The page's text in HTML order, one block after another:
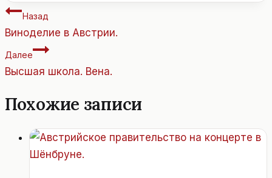
Навигация
по
записям
Назад
Виноделие в Австрии.
Далее
Высшая школа. Вена.
Похожие записи